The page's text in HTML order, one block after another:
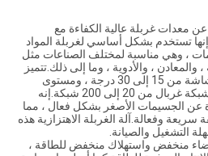
عن معدات غربلة عالية الكفاءة مع
تستخدم بشكل أساسي لغربلة المواد
، وهي مناسبة لمختلف الصناعات مثل
والمعادن ، والأدوية ، وما إلى ذلك.تتميز
الآلة بجهد 220 فولت ، وزاوية شاشة من 15 إلى 30 درجة ، ومستوى
ضوضاء أقل من 75 ديسيبل ، وشبكة غربال من 20 إلى 200 شبكة.إنه
الجسيمات الأصغر بشكل فعال ، مما
وفعالة.آلة الغربلة الاهتزازية هذه
التشغيل والصيانة.
منخفض واستهلاك منخفض للطاقة ،